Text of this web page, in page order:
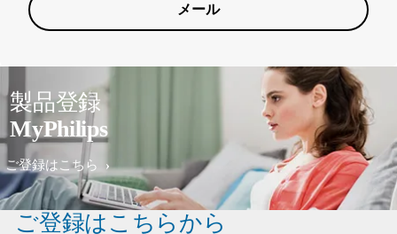
メール
製品登録
MyPhilips
ご登録はこちら
ご登録はこちらから